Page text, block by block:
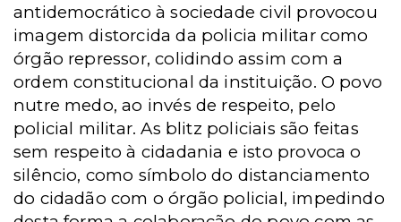
antidemocrático à sociedade civil provocou
imagem distorcida da policia militar como
órgão repressor, colidindo assim com a
ordem constitucional da instituição. O povo
nutre medo, ao invés de respeito, pelo
policial militar. As blitz policiais são feitas
sem respeito à cidadania e isto provoca o
silêncio, como símbolo do distanciamento
do cidadão com o órgão policial, impedindo